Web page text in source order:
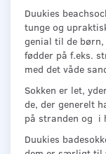
Duukies
tunge og
genial til de
fødder på f.eks.
med det våde
Sokken er let,
de, der generelt
på stranden og i
Duukies